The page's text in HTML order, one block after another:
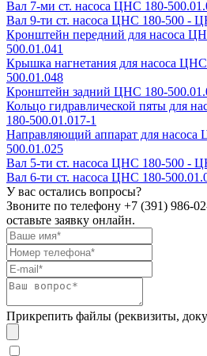
Вал 7-ми ст. насоса ЦНС 180-
Вал 9-ти ст. насоса ЦНС 180-500 -
Кронштейн передний для насоса
500.01.041
Крышка нагнетания для насоса
500.01.048
Кронштейн задний ЦНС 180-
Кольцо гидравлической пяты для
180-500.01.017-1
Направляющий аппарат для
500.01.025
Вал 5-ти ст. насоса ЦНС 180-500 -
Вал 6-ти ст. насоса ЦНС 180-
У вас остались вопросы?
Звоните по телефону +7 (391) 986-
оставьте заявку онлайн.
Прикрепить файлы (реквизиты,